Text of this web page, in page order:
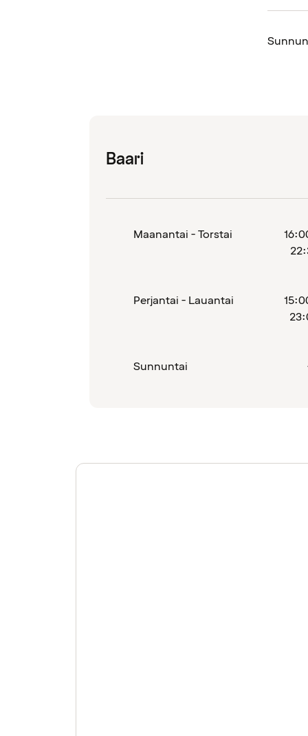
Baari
Maanantai - Torstai
Perjantai - Lauantai
Sunnuntai